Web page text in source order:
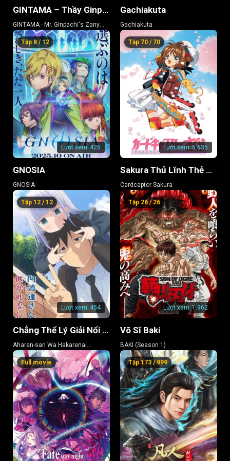
GINTAMA – Thầy Ginpachi Ở Lớp 3-Z
GINTAMA - Mr. Ginpachi's Zany
Class
Gachiakuta
Gachiakuta
Lượt xem: 425
Tập 8 / 12
GNOSIA
GNOSIA
Lượt xem:5.635
Tập 70 / 70
Sakura Thủ Lĩnh Thẻ Bài
Cardcaptor Sakura
Lượt xem: 454
Tập 12 / 12
Chẳng Thể Lý Giải Nổi Aharen-san (Phần 2)
Aharen-san Wa Hakarenai
(Season 2)
Lượt xem:1.962
Tập 26 / 26
Võ Sĩ Baki
BAKI (Season 1)
Full movie Tập 173 / 999